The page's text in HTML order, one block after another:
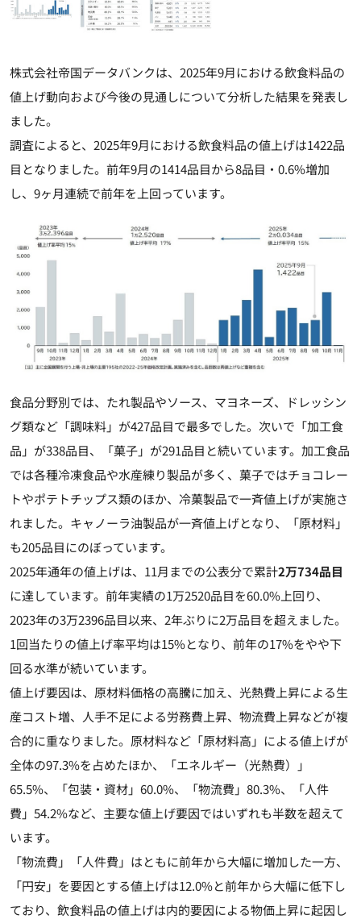
株式会社帝国データバンクは、2025年9月における飲食料品の
値上げ動向および今後の見通しについて分析した結果を発表し
ました。
調査によると、2025年9月における飲食料品の値上げは1422品
目となりました。前年9月の1414品目から8品目・0.6%増加
し、9ヶ月連続で前年を上回っています。
食品分野別では、たれ製品やソース、マヨネーズ、ドレッシン
グ類など「調味料」が427品目で最多でした。次いで「加工食
品」が338品目、「菓子」が291品目と続いています。加工食品
では各種冷凍食品や水産練り製品が多く、菓子ではチョコレー
トやポテトチップス類のほか、冷菓製品で一斉値上げが実施さ
れました。キャノーラ油製品が一斉値上げとなり、「原材料」
も205品目にのぼっています。
2025年通年の値上げは、11月までの公表分で累計2万734品目
に達しています。前年実績の1万2520品目を60.0%上回り、
2023年の3万2396品目以来、2年ぶりに2万品目を超えました。
1回当たりの値上げ率平均は15%となり、前年の17%をやや下
回る水準が続いています。
値上げ要因は、原材料価格の高騰に加え、光熱費上昇による生
産コスト増、人手不足による労務費上昇、物流費上昇などが複
合的に重なりました。原材料など「原材料高」による値上げが
全体の97.3%を占めたほか、「エネルギー（光熱費）」
65.5%、「包装・資材」60.0%、「物流費」80.3%、「人件
費」54.2%など、主要な値上げ要因ではいずれも半数を超えて
います。
「物流費」「人件費」はともに前年から大幅に増加した一方、
「円安」を要因とする値上げは12.0%と前年から大幅に低下し
ており、飲食料品の値上げは内的要因による物価上昇に起因し